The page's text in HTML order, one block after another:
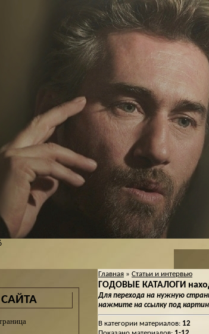
Главная » Статьи и интервью
ГОДОВЫЕ КАТАЛОГИ
Для перехода на нужную
нажмите на ссылку под
В категории материалов: 12